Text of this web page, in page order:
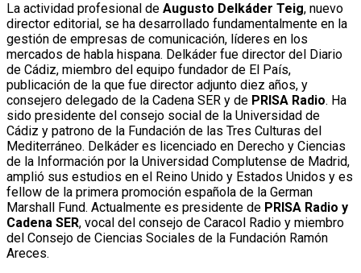
La actividad profesional de Augusto Delkáder Teig, nuevo
director editorial, se ha desarrollado fundamentalmente en la
gestión de empresas de comunicación, líderes en los
mercados de habla hispana. Delkáder fue director del Diario
de Cádiz, miembro del equipo fundador de El País,
publicación de la que fue director adjunto diez años, y
consejero delegado de la Cadena SER y de PRISA Radio. Ha
sido presidente del consejo social de la Universidad de
Cádiz y patrono de la Fundación de las Tres Culturas del
Mediterráneo. Delkáder es licenciado en Derecho y Ciencias
de la Información por la Universidad Complutense de Madrid,
amplió sus estudios en el Reino Unido y Estados Unidos y es
fellow de la primera promoción española de la German
Marshall Fund. Actualmente es presidente de PRISA Radio y
Cadena SER, vocal del consejo de Caracol Radio y miembro
del Consejo de Ciencias Sociales de la Fundación Ramón
Areces.